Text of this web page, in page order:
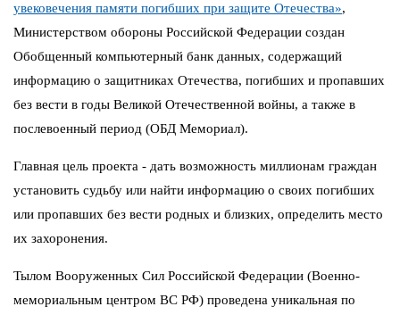
увековечения памяти погибших при защите Отечества»,
Министерством обороны Российской Федерации создан
Обобщенный компьютерный банк данных, содержащий
информацию о защитниках Отечества, погибших и пропавших
без вести в годы Великой Отечественной войны, а также в
послевоенный период (ОБД Мемориал).
Главная цель проекта - дать возможность миллионам граждан
установить судьбу или найти информацию о своих погибших
или пропавших без вести родных и близких, определить место
их захоронения.
Тылом Вооруженных Сил Российской Федерации (Военно-
мемориальным центром ВС РФ) проведена уникальная по